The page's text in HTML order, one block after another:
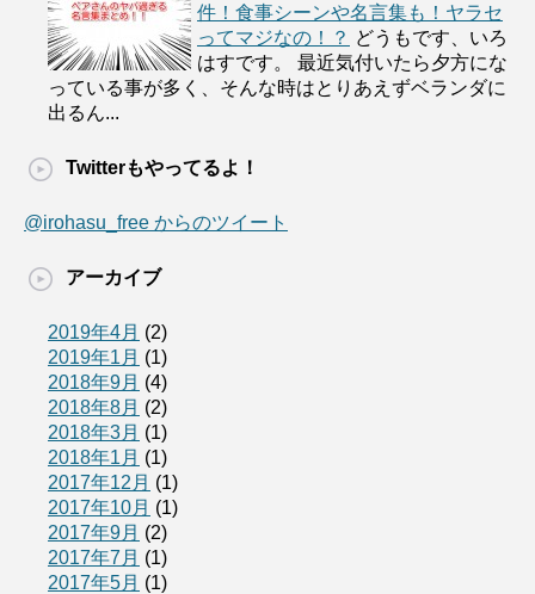
件！食事シーンや名言集も！ヤラセ
ってマジなの！？ どうもです、いろ
はすです。 最近気付いたら夕方にな
っている事が多く、そんな時はとりあえずベランダに
出るん...
Twitterもやってるよ！
@irohasu_free からのツイート
アーカイブ
2019年4月 (2)
2019年1月 (1)
2018年9月 (4)
2018年8月 (2)
2018年3月 (1)
2018年1月 (1)
2017年12月 (1)
2017年10月 (1)
2017年9月 (2)
2017年7月 (1)
2017年5月 (1)